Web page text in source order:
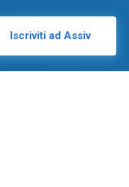
Iscriviti ad Assiv